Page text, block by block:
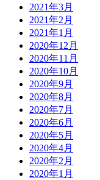
2021年3月
2021年2月
2021年1月
2020年12月
2020年11月
2020年10月
2020年9月
2020年8月
2020年7月
2020年6月
2020年5月
2020年4月
2020年2月
2020年1月